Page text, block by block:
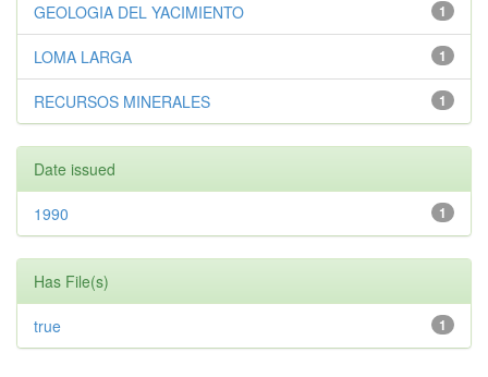
1
GEOLOGIA DEL YACIMIENTO
1
LOMA LARGA
1
RECURSOS MINERALES
Date issued
1
1990
Has File(s)
1
true